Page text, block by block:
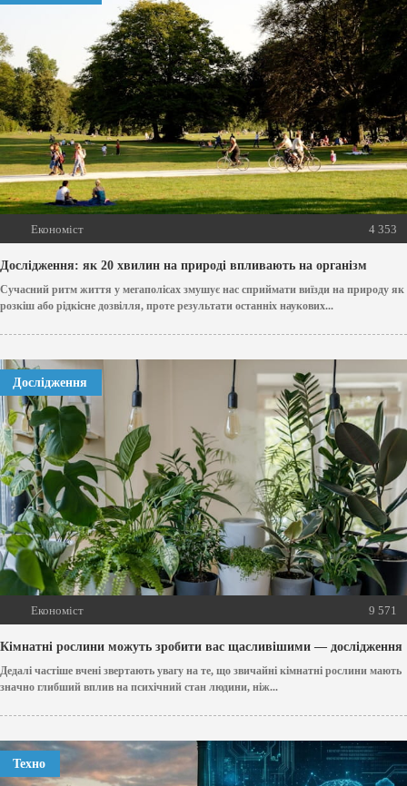
Економіст 4 353
Дослідження: як 20 хвилин на природі впливають на організм
Сучасний ритм життя у мегаполісах змушує нас сприймати виїзди на природу як
розкіш або рідкісне дозвілля, проте результати останніх наукових...
Дослідження
Економіст 9 571
Кімнатні рослини можуть зробити вас щасливішими — дослідження
Дедалі частіше вчені звертають увагу на те, що звичайні кімнатні рослини мають
значно глибший вплив на психічний стан людини, ніж...
Техно